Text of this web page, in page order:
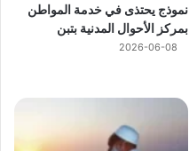
نموذج يحتذى في خدمة المواطن
بمركز الأحوال المدنية بتبن
2026-06-08